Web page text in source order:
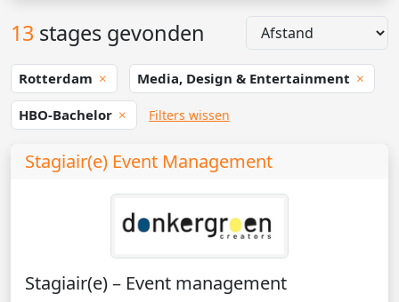
13 stages gevonden
Rotterdam Media, Design & Entertainment
HBO-Bachelor Filters wissen
Stagiair(e) Event Management
Stagiair(e) – Event management